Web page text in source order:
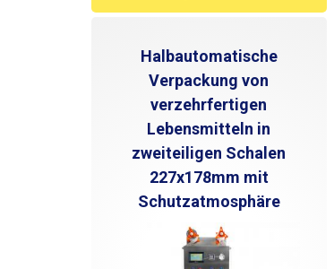
Halbautomatische
Verpackung von
verzehrfertigen
Lebensmitteln in
zweiteiligen Schalen
227x178mm mit
Schutzatmosphäre